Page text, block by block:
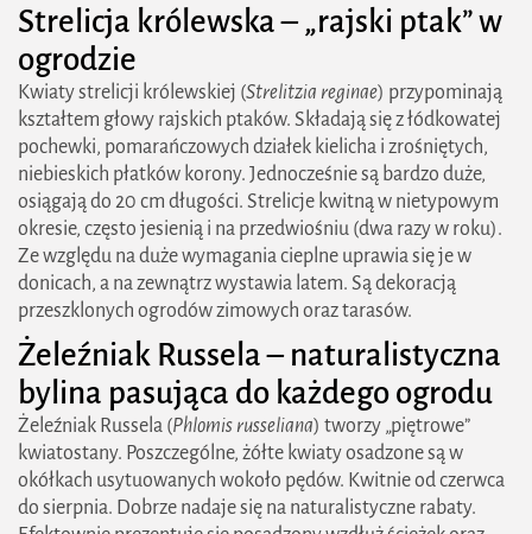
Strelicja królewska – „rajski ptak” w
ogrodzie
Kwiaty strelicji królewskiej (Strelitzia reginae) przypominają
kształtem głowy rajskich ptaków. Składają się z łódkowatej
pochewki, pomarańczowych działek kielicha i zrośniętych,
niebieskich płatków korony. Jednocześnie są bardzo duże,
osiągają do 20 cm długości. Strelicje kwitną w nietypowym
okresie, często jesienią i na przedwiośniu (dwa razy w roku).
Ze względu na duże wymagania cieplne uprawia się je w
donicach, a na zewnątrz wystawia latem. Są dekoracją
przeszklonych ogrodów zimowych oraz tarasów.
Żeleźniak Russela – naturalistyczna
bylina pasująca do każdego ogrodu
Żeleźniak Russela (Phlomis russeliana) tworzy „piętrowe”
kwiatostany. Poszczególne, żółte kwiaty osadzone są w
okółkach usytuowanych wokoło pędów. Kwitnie od czerwca
do sierpnia. Dobrze nadaje się na naturalistyczne rabaty.